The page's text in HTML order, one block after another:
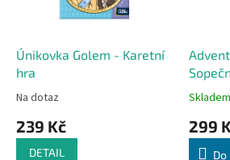
Únikovka Golem - Karetní
hra
Na dotaz
239 Kč
DETAIL
hra
Skladem
299
Do